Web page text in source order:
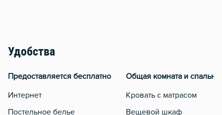
Удобства
Предоставляется бесплатно
Интернет
Постельное белье
Общая комната и спальня
Кровать с матрасом
Вещевой шкаф